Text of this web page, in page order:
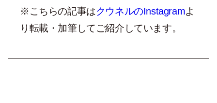
※こちらの記事はクウネルのInstagramよ
り転載・加筆してご紹介しています。